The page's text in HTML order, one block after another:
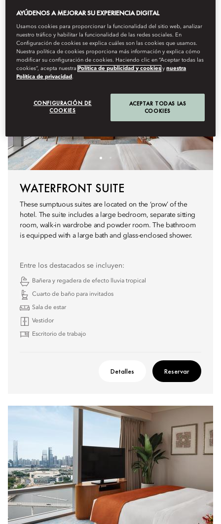
WATERFRONT SUITE
These sumptuous suites are located on the ‘prow’ of the
hotel. The suite includes a large bedroom, separate sitting
room, walk-in wardrobe and powder room. The bathroom
is equipped with a large bath and glass-enclosed shower.
Entre los destacados se incluyen:
Bañera y regadera de efecto lluvia tropical
Cuarto de baño para invitados
Sala de estar
Vestidor
Escritorio de trabajo
Detalles Reservar
AYÚDENOS A MEJORAR SU EXPERIENCIA DIGITAL
Usamos cookies para proporcionar la funcionalidad del sitio web, analizar
nuestro tráfico y habilitar la funcionalidad de las redes sociales. En
Configuración de cookies se explica cuáles son las cookies que usamos.
Nuestra política de cookies proporciona más información y explica cómo
modificar su configuración de cookies. Haciendo clic en “Aceptar todas las
cookies”, acepta nuestra Política de publicidad y cookies ynuestra
Política de privacidad .
CONFIGURACIÓN DE
COOKIES
ACEPTAR TODAS LAS
COOKIES